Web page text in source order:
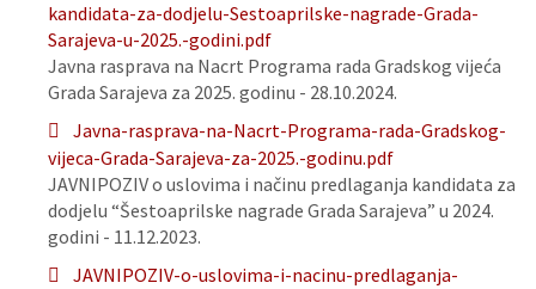
kandidata-za-dodjelu-Sestoaprilske-nagrade-Grada-
Sarajeva-u-2025.-godini.pdf
Javna rasprava na Nacrt Programa rada Gradskog vijeća
Grada Sarajeva za 2025. godinu - 28.10.2024.
Javna-rasprava-na-Nacrt-Programa-rada-Gradskog-
vijeca-Grada-Sarajeva-za-2025.-godinu.pdf
JAVNIPOZIV o uslovima i načinu predlaganja kandidata za
dodjelu “Šestoaprilske nagrade Grada Sarajeva” u 2024.
godini - 11.12.2023.
JAVNIPOZIV-o-uslovima-i-nacinu-predlaganja-